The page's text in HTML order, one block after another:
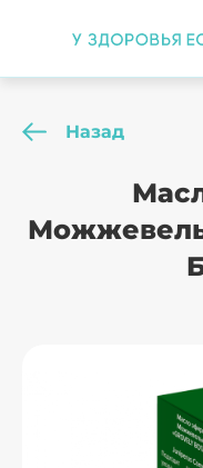
Назад